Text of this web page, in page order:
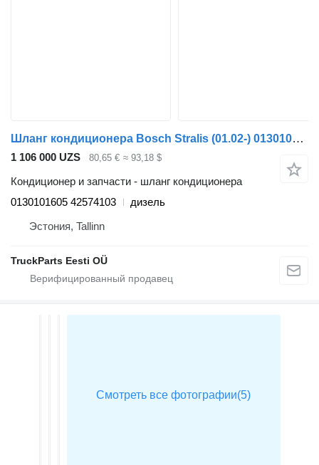
Шланг кондиционера Bosch Stralis (01.02-) 0130101605 для тягача IVECO Stralis, Trakker (2002-)
1 106 000 UZS 80,65 € ≈ 93,18 $
Кондиционер и запчасти - шланг кондиционера
0130101605 42574103
дизель
Эстония, Tallinn
TruckParts Eesti OÜ